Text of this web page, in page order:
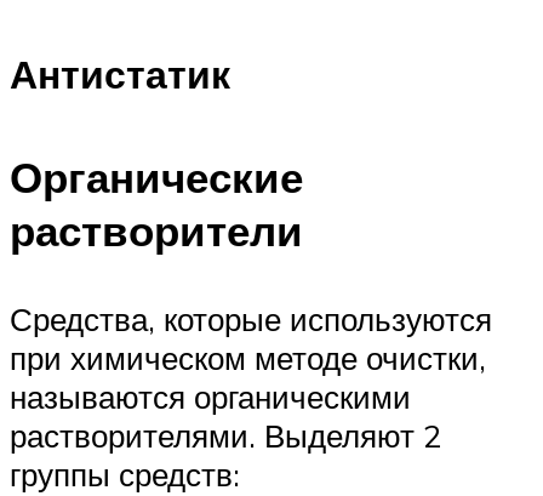
Антистатик
Органические
растворители
Средства, которые используются
при химическом методе очистки,
называются органическими
растворителями. Выделяют 2
группы средств: